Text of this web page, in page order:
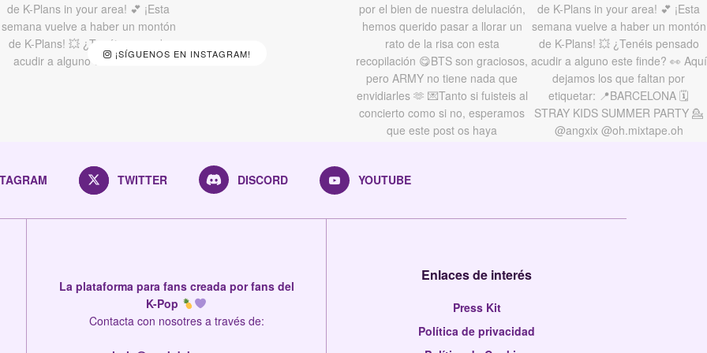
¡SÍGUENOS EN INSTAGRAM!
TWITTER DISCORD YOUTUBE
La plataforma para fans creada por fans del
K-Pop
Contacta con nosotres a través de:
Enlaces de interés
Press Kit
Política de privacidad